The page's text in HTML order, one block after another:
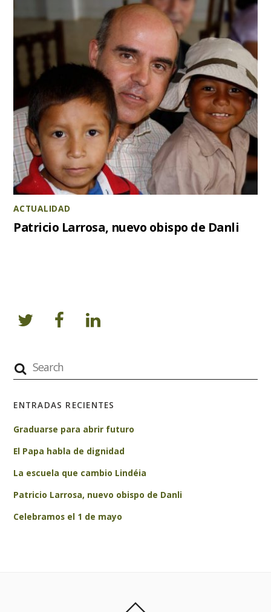
ACTUALIDAD
Patricio Larrosa, nuevo obispo de Danli
ENTRADAS RECIENTES
Graduarse para abrir futuro
El Papa habla de dignidad
La escuela que cambio Lindéia
Patricio Larrosa, nuevo obispo de Danli
Celebramos el 1 de mayo